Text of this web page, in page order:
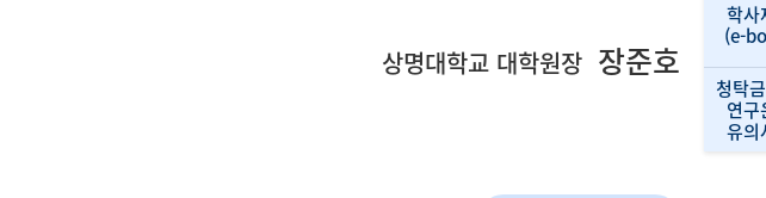
학사
(e-
청탁
연구
유의
상명대학교 대학원장 장준호